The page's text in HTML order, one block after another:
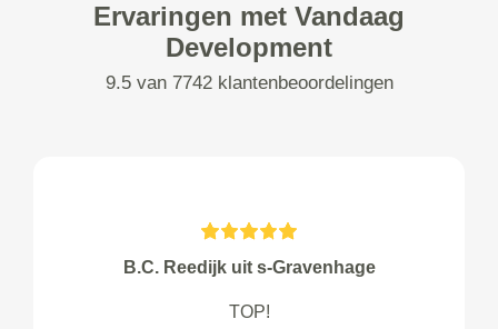
Ervaringen met Vandaag
Development
9.5 van 7742 klantenbeoordelingen
B.C. Reedijk uit s-Gravenhage
TOP!